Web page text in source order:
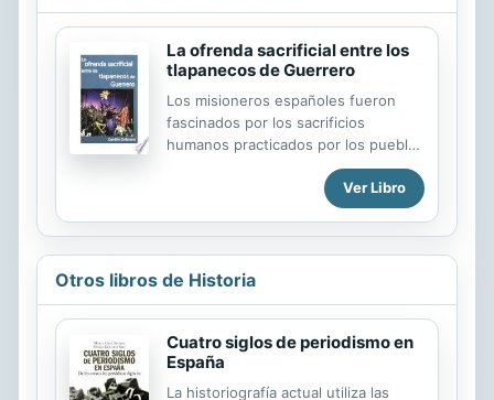
La ofrenda sacrificial entre los
tlapanecos de Guerrero
Los misioneros españoles fueron
fascinados por los sacrificios
humanos practicados por los pueblos
del México antiguo. Enfantizando los
aspectos sangrientos de las
ceremonias, consideraron los
sacrificios independientemente de
los rituales a los cuales pertenecían.
Este libro propone una nueva
sacrificio en relacíon con el ritual,
puesta a prueba con el análisis de un
tipo específico de ritual -el depósito
ritual-, el cual atravesó los siglos
Ver Libro
Otros libros de Historia
Cuatro siglos de periodismo en
España
La historiografía actual utiliza las